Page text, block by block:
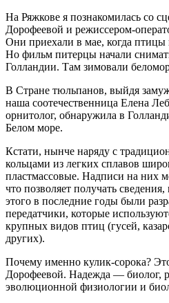
На Ряжкове я познакомилась со
Дорофеевой и режиссером-
Они приехали в мае, когда птицы
Но фильм питерцы начали
Голландии. Там зимовали
В Стране тюльпанов, выйдя
наша соотечественница Елена
орнитолог, обнаружила в
Белом море.
Кстати, нынче наряду с
кольцами из легких сплавов
пластмассовые. Надписи на них
что позволяет получать
этого в последние годы были
передатчики, которые
крупных видов птиц (гусей,
других).
Почему именно кулик-сорока?
Дорофеевой. Надежда — биолог,
эволюционной физиологии и